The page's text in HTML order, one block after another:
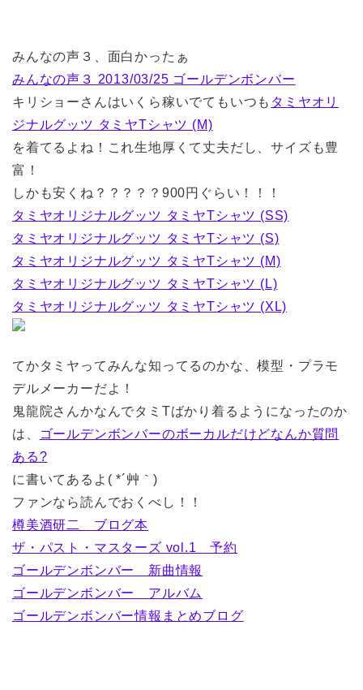
みんなの声３、面白かったぁ
みんなの声３ 2013/03/25 ゴールデンボンバー
キリショーさんはいくら稼いでてもいつも タミヤオリ
ジナルグッツ タミヤTシャツ (M)
を着てるよね！これ生地厚くて丈夫だし、サイズも豊
富！
しかも安くね？？？？？900円ぐらい！！！
タミヤオリジナルグッツ タミヤTシャツ (SS)
タミヤオリジナルグッツ タミヤTシャツ (S)
タミヤオリジナルグッツ タミヤTシャツ (M)
タミヤオリジナルグッツ タミヤTシャツ (L)
タミヤオリジナルグッツ タミヤTシャツ (XL)
てかタミヤってみんな知ってるのかな、模型・プラモ
デルメーカーだよ！
鬼龍院さんかなんでタミTばかり着るようになったのか
は、
ゴールデンボンバーのボーカルだけどなんか質問
ある?
に書いてあるよ( *´艸｀)
ファンなら読んでおくべし！！
樽美酒研二 ブログ本
ザ・パスト・マスターズ vol.1 予約
ゴールデンボンバー 新曲情報
ゴールデンボンバー アルバム
ゴールデンボンバー情報まとめブログ